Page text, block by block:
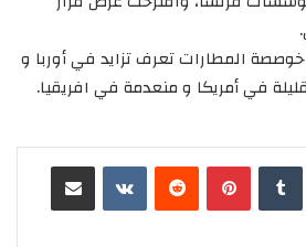
خوصصة المطارات تعرف تزايد في أوربا و
في أمريكا و منعدمة في افريقيا.
بينتيريست
مشاركة عبر البريد